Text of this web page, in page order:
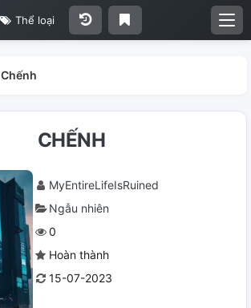
Thể loại
Chếnh
CHẾNH
MyEntireLifeIsRuined
Ngẫu nhiên
0
Hoàn thành
15-07-2023